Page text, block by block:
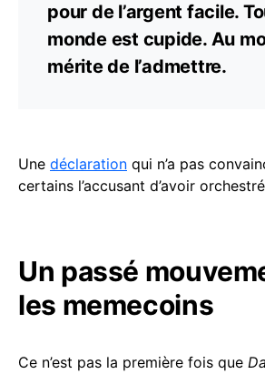
pour de l’argent facile.
monde est cupide. Au
mérite de l’admettre.
Une déclaration qui n’a pas
certains l’accusant d’avoir
Un passé
les memecoins
Ce n’est pas la première fois que